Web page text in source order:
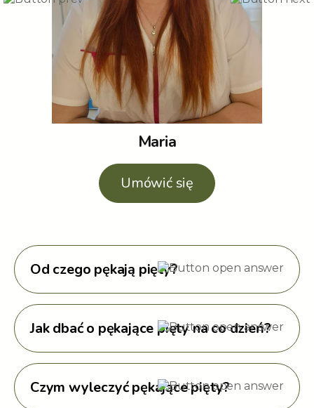
Maria
Umówić się
Od czego pękają pięty?
Jak dbać o pękające pięty na co dzień?
Czym wyleczyć pękające pięty?